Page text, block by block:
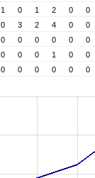
1 0 1 2 0
0
0 3 2 4 0
0
0 0 0 0 0
0
0 0 0 1 0
0
0 0 0 0 0 0